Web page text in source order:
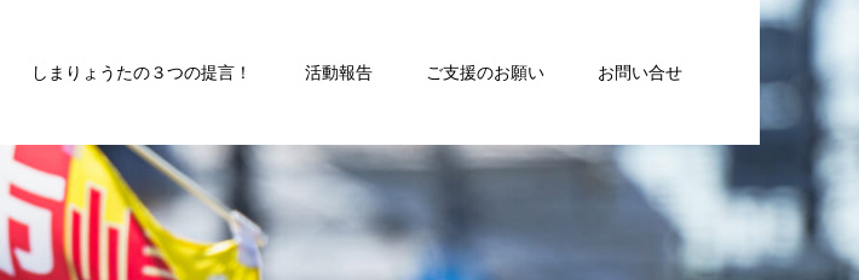
しまりょうたの３つの提言！ 活動報告 ご支援のお願い お問い合せ